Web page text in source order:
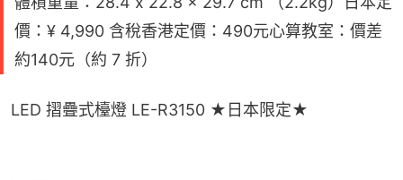
價：¥ 4,990 含稅香港定價：490元心算教室：價差
約140元（約 7 折）
LED 摺疊式檯燈 LE-R3150 ★日本限定★